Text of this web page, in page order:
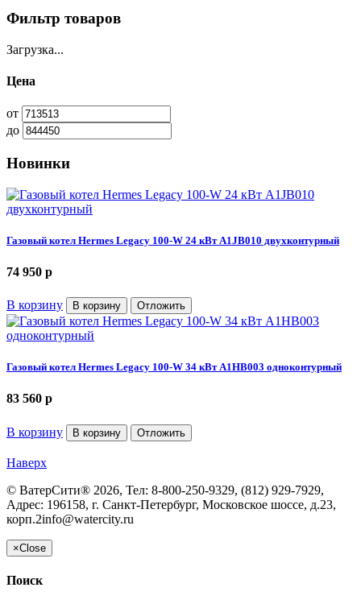
Фильтр товаров
Загрузка...
Цена
от
до
Новинки
Газовый котел Hermes Legacy 100-W 24 кВт A1JB010 двухконтурный
74 950 p
В корзину В корзину Отложить
Газовый котел Hermes Legacy 100-W 34 кВт A1HB003 одноконтурный
83 560 p
В корзину В корзину Отложить
Наверх
© ВатерСити® 2026, Тел: 8-800-250-9329, (812) 929-7929,
Адрес: 196158, г. Санкт-Петербург, Московское шоссе, д.23,
корп.2info@watercity.ru
×Close
Поиск